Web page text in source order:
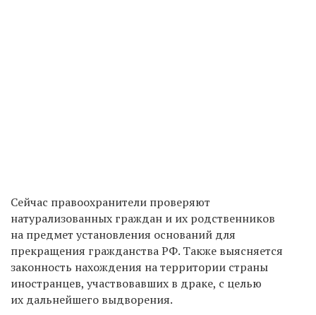
Сейчас правоохранители проверяют
натурализованных граждан и их родственников
на предмет установления оснований для
прекращения гражданства РФ. Также выясняется
законность нахождения на территории страны
иностранцев, участвовавших в драке, с целью
их дальнейшего выдворения.